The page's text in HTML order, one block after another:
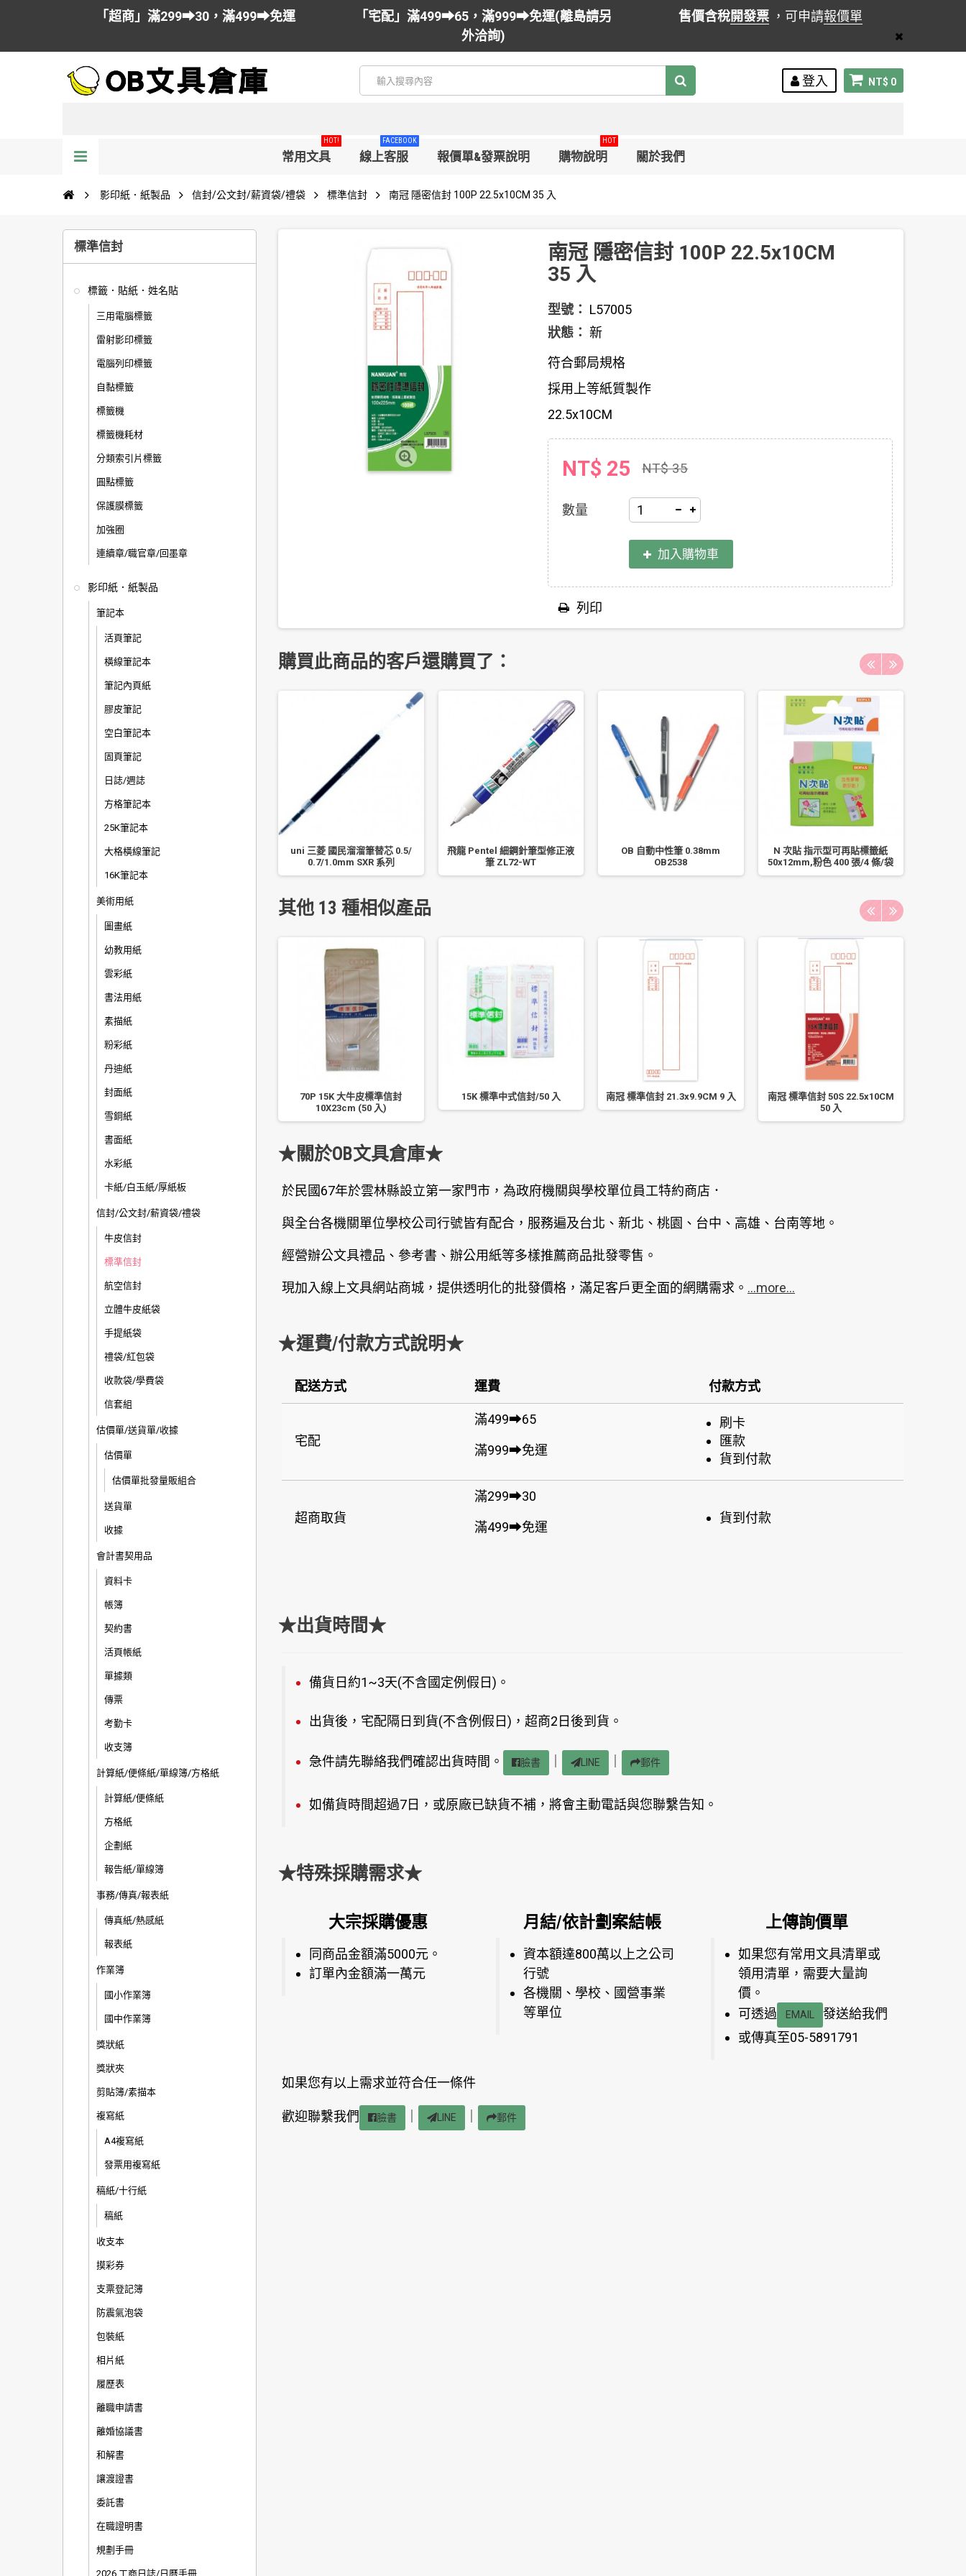
「超商」滿299➡30，滿499➡免運
「宅配」滿499➡65，滿999➡免運(離島請另
外洽詢)
售價含稅開發票 ，可申請報價單
NT$ 0
登入
常用文具
HOT!
線上客服
FACEBOOK
報價單&發票說明 購物說明
HOT
關於我們
影印紙．紙製品 信封/公文封/薪資袋/禮袋 標準信封 南冠 隱密信封 100P 22.5x10CM 35 入
標準信封
標籤．貼紙．姓名貼
三用電腦標籤
雷射影印標籤
電腦列印標籤
自黏標籤
標籤機
標籤機耗材
分類索引片標籤
圓點標籤
保護膜標籤
加強圈
連續章/職官章/回墨章
影印紙．紙製品
筆記本
活頁筆記
橫線筆記本
筆記內頁紙
膠皮筆記
空白筆記本
固頁筆記
日誌/週誌
方格筆記本
25K筆記本
大格橫線筆記
16K筆記本
美術用紙
圖畫紙
幼教用紙
雲彩紙
書法用紙
素描紙
粉彩紙
丹迪紙
封面紙
雪銅紙
書面紙
水彩紙
卡紙/白玉紙/厚紙板
信封/公文封/薪資袋/禮袋
牛皮信封
標準信封
航空信封
立體牛皮紙袋
手提紙袋
禮袋/紅包袋
收款袋/學費袋
信套組
估價單/送貨單/收據
估價單
估價單批發量販組合
送貨單
收據
會計書契用品
資料卡
帳簿
契約書
活頁帳紙
單據類
傳票
考勤卡
收支簿
計算紙/便條紙/單線簿/方格紙
計算紙/便條紙
方格紙
企劃紙
報告紙/單線簿
事務/傳真/報表紙
傳真紙/熱感紙
報表紙
作業簿
國小作業簿
國中作業簿
獎狀紙
獎狀夾
剪貼簿/素描本
複寫紙
A4複寫紙
發票用複寫紙
稿紙/十行紙
稿紙
收支本
摸彩券
支票登記簿
防震氣泡袋
包裝紙
相片紙
履歷表
離職申請書
離婚協議書
和解書
讓渡證書
委託書
在職證明書
規劃手冊
2026 工商日誌/日曆手冊
南冠 隱密信封 100P 22.5x10CM
35 入
型號： L57005
狀態： 新
符合郵局規格
採用上等紙質製作
22.5x10CM
NT$ 25 NT$ 35
數量
加入購物車
列印
購買此商品的客戶還購買了：
鹿頭 OPP 透明膠帶
uni 三菱 國民溜溜筆替芯 0.5/
0.7/1.0mm SXR 系列
飛龍 Pentel 細鋼針筆型修正液
筆 ZL72-WT
OB 自動中性筆 0.38mm
OB2538
N 次貼 指示型可再貼標籤紙
50x12mm,粉色 400 張/4 條/袋
其他 13 種相似產品
珠友 15K 黃牛皮標準信封/中式
70P 15K 大牛皮標準信封
10X23cm (50 入)
15K 標準中式信封/50 入 南冠 標準信封 21.3x9.9CM 9 入
南冠 標準信封 50S 22.5x10CM
50 入
★關於OB文具倉庫★
於民國67年於雲林縣設立第一家門市，為政府機關與學校單位員工特約商店．
與全台各機關單位學校公司行號皆有配合，服務遍及台北、新北、桃園、台中、高雄、台南等地。
經營辦公文具禮品、參考書、辦公用紙等多樣推薦商品批發零售。
現加入線上文具網站商城，提供透明化的批發價格，滿足客戶更全面的網購需求。 ...more...
★運費/付款方式說明★
配送方式 運費 付款方式
宅配
滿499➡65
滿999➡免運
刷卡
匯款
貨到付款
超商取貨
滿299➡30
滿499➡免運
貨到付款
★出貨時間★
備貨日約1~3天(不含國定例假日)。
出貨後，宅配隔日到貨(不含例假日)，超商2日後到貨。
急件請先聯絡我們確認出貨時間。 臉書 LINE 郵件
如備貨時間超過7日，或原廠已缺貨不補，將會主動電話與您聯繫告知。
★特殊採購需求★
大宗採購優惠
同商品金額滿5000元。
訂單內金額滿一萬元
月結/依計劃案結帳
資本額達800萬以上之公司
行號
各機關、學校、國營事業
等單位
上傳詢價單
如果您有常用文具清單或
領用清單，需要大量詢
價。
可透過
EMAIL
發送給我們
或傳真至05-5891791
如果您有以上需求並符合任一條件
歡迎聯繫我們 臉書 LINE 郵件